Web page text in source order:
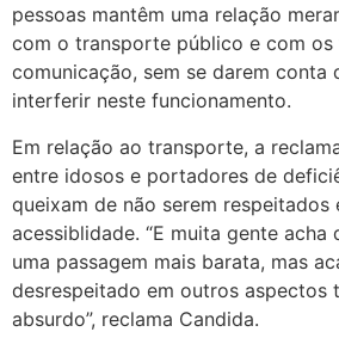
pessoas mantêm uma relação
com o transporte público e com os
comunicação, sem se darem conta
interferir neste funcionamento.
Em relação ao transporte, a
entre idosos e portadores de
queixam de não serem respeitados
acessiblidade. “E muita gente
uma passagem mais barata, mas
desrespeitado em outros aspectos
absurdo”, reclama Candida.